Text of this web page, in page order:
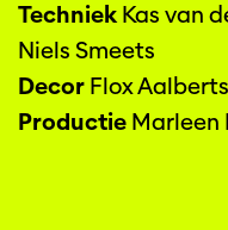
TechniekKas van
Niels Smeets
Decor Flox
Productie Marleen